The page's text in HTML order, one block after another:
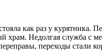
как раз у
храм. Недолгая служба с
переходы стали